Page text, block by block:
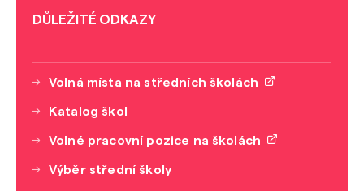
DŮLEŽITÉ ODKAZY
Volná místa na středních školách
Katalog škol
Volné pracovní pozice na školách
Výběr střední školy